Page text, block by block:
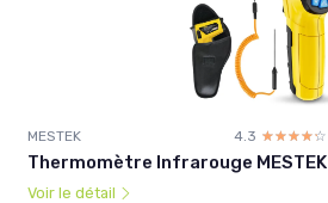
MESTEK 4.3 ☆☆☆☆☆
★★★★★
Thermomètre Infrarouge MESTEK
Voir le détail